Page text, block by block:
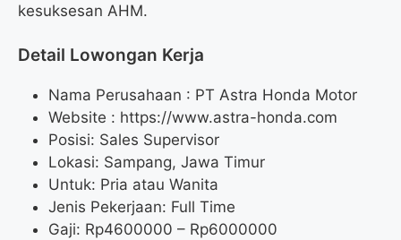
kesuksesan AHM.
Detail Lowongan Kerja
Nama Perusahaan : PT Astra Honda Motor
Website : https://www.astra-honda.com
Posisi: Sales Supervisor
Lokasi: Sampang, Jawa Timur
Untuk: Pria atau Wanita
Jenis Pekerjaan: Full Time
Gaji: Rp4600000 – Rp6000000